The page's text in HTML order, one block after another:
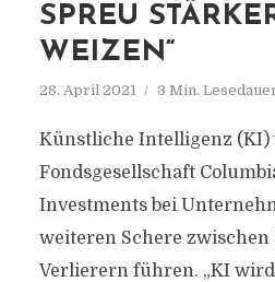
SPREU
WEIZEN“
28. April 2021 3 Min.
Künstliche Intelligenz
Fondsgesellschaft
Investments bei
weiteren Schere
Verlierern führen. „KI